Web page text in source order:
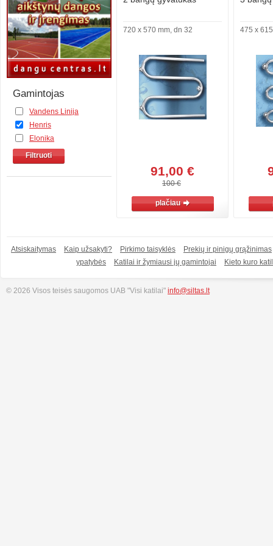
Gamintojas
Vandens Linija
Henris
Elonika
Filtruoti
720 x 570 mm, dn 32
91,00 €
100 €
plačiau
475 x
Atsiskaitymas Kaip užsakyti? Pirkimo taisyklės
Prekių ir pinigų grąžinimas
ypatybės
Katilai ir žymiausi jų gamintojai Kieto kuro
© 2026 Visos teisės saugomos UAB "Visi katilai" info@siltas.lt